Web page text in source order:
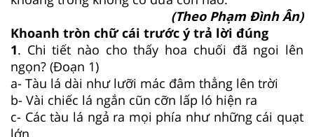
(Theo Phạm Đình Ân)
Khoanh tròn chữ cái trước ý trả lời đúng
1. Chi tiết nào cho thấy hoa chuối đã ngoi lên
ngọn? (Đoạn 1)
a- Tàu lá dài như lưỡi mác đâm thẳng lên trời
b- Vài chiếc lá ngắn cũn cỡn lấp ló hiện ra
c- Các tàu lá ngả ra mọi phía như những cái quạt
lớn